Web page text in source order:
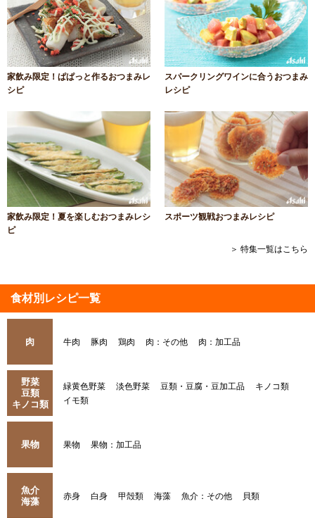
家飲み限定！ぱぱっと作るおつまみレ
シピ
スパークリングワインに合うおつまみ
レシピ
家飲み限定！夏を楽しむおつまみレシ
ピ
スポーツ観戦おつまみレシピ
＞ 特集一覧はこちら
食材別レシピ一覧
肉 牛肉 豚肉 鶏肉 肉：その他 肉：加工品
野菜
豆類
キノコ類
緑黄色野菜 淡色野菜 豆類・豆腐・豆加工品
キノコ類
イモ類
果物 果物 果物：加工品
魚介
海藻
赤身 白身 甲殻類 海藻 魚介：その他 貝類